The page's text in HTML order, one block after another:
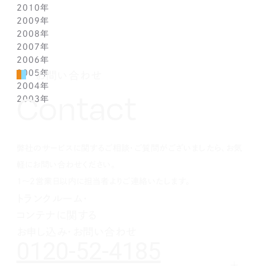
1月(2)
1月(1)
4月(1)
3月(1)
2月(1)
1月(1)
6月(1)
5月(1)
4月(1)
3月(1)
2月(1)
1月(1)
7月(1)
6月(1)
5月(1)
4月(1)
3月(1)
2月(1)
1月(1)
8月(1)
7月(1)
6月(1)
5月(1)
4月(1)
3月(1)
2月(1)
1月(1)
9月(1)
8月(1)
7月(1)
6月(1)
5月(1)
4月(1)
3月(1)
2月(1)
10月(1)
9月(1)
8月(1)
7月(1)
6月(1)
5月(1)
4月(1)
3月(1)
11月(1)
10月(1)
9月(1)
8月(1)
7月(1)
6月(1)
5月(1)
4月(1)
12月(1)
11月(1)
10月(1)
9月(1)
8月(1)
7月(1)
6月(1)
5月(1)
2010年
12月(1)
11月(1)
10月(1)
9月(1)
8月(1)
7月(1)
6月(1)
2009年
12月(1)
11月(1)
10月(1)
9月(1)
8月(1)
7月(1)
2008年
12月(1)
11月(1)
10月(1)
9月(1)
8月(1)
2007年
12月(1)
11月(1)
10月(1)
9月(1)
2006年
12月(1)
11月(1)
10月(1)
2005年
12月(1)
11月(1)
2004年
12月(1)
2003年
お問い合わせ
Contact